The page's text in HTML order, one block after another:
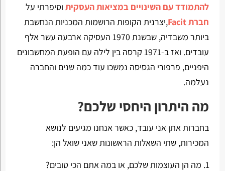
להתמודד עם השינויים במציאות העסקיתוסיפרתי על
חברת Facit
,יצרנית הקופות הרושמות המכניות הנחשבת
ביותר משבדיה, שבשנת 1970 העסיקה ארבעה עשר אלף
עובדים. ואז ב-1971 קרסה בין לילה עם הופעת המחשבונים
היפניים, פרפורי הגסיסה נמשכו עוד כמה שנים והחברה
נעלמה.
מה היתרון היחסי שלכם?
בחברות אתן אני עובד, כאשר אנחנו מגיעים לנושא
המכירות, שתי השאלות הראשונות שאני שואל הן:
מה הן העוצמות שלכם, או במה אתם הכי טובים?